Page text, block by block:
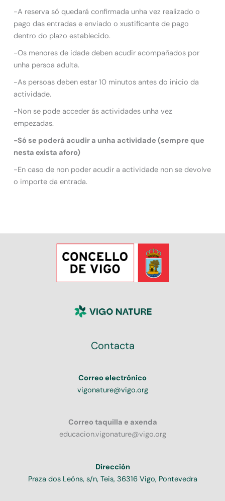
-A reserva só quedará confirmada unha vez realizado o
pago das entradas e enviado o xustificante de pago
dentro do plazo establecido.
-Os menores de idade deben acudir acompañados por
unha persoa adulta.
-As persoas deben estar 10 minutos antes do inicio da
actividade.
-Non se pode acceder ás actividades unha vez
empezadas.
-Só se poderá acudir a unha actividade (sempre que
nesta exista aforo)
-En caso de non poder acudir a actividade non se devolve
o importe da entrada.
Contacta
Correo electrónico
vigonature@vigo.org
Correo taquilla e axenda
educacion.vigonature@vigo.org
Dirección
Praza dos Leóns, s/n, Teis, 36316 Vigo, Pontevedra